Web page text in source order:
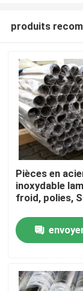
Maison
Produits
Vidéos
produits
Pièces en
inoxydable
froid, polies,